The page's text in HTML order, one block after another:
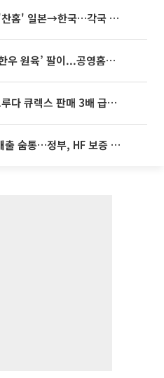
태풍 '돌핀' 중국 상륙, '찬홈' 일본→한국…각국 기상청 예상 경로는?
팔이...공영홈쇼핑 표기·검증 구멍
대신證 “알테오젠, 키트루다 큐렉스 판매 3배 급증…목표가 41만원 상향”
재건축·재개발 이주비 대출 숨통…정부, HF 보증 신설 추진